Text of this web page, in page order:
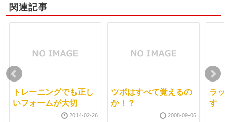
関連記事
トレーニングでも正し
いフォームが大切
2014-02-26
ツボはすべて覚えるの
か！？
2008-09-06
ラ
す